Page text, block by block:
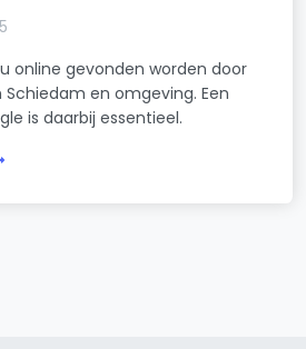
online gevonden worden door
en omgeving. Een
is daarbij essentieel.